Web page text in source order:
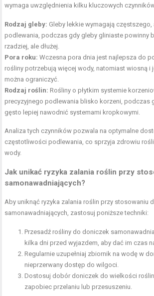
wymaga uwzględnienia kilku kluczowych
Rodzaj gleby: Gleby lekkie wymagają częstszego,
podlewania, podczas gdy gleby gliniaste powinny
rzadziej, ale dłużej.
Pora roku: Wczesna pora dnia jest najlepsza do
rośliny potrzebują więcej wody, natomiast wiosną i
można ograniczyć.
Rodzaj roślin: Rośliny o płytkim systemie
precyzyjnego podlewania blisko korzeni, podczas
gęsto lepiej nawodnić systemami kropkowymi.
Analiza tych czynników pozwala na optymalne
częstotliwości podlewania, co sprzyja zdrowiu
wody.
Jak unikać ryzyka zalania roślin przy
samonawadniających?
Aby uniknąć ryzyka zalania roślin przy stosowaniu
samonawadniających, zastosuj poniższe techniki:
Przesadź rośliny do doniczek
kilka dni przed wyjazdem, aby dać im czas
Regularnie uzupełniaj zbiornik na wodę w
nieprzerwany dostęp do wilgoci.
Dostosuj dobór doniczek do wielkości
zapobiec przelaniu lub przesuszeniu.